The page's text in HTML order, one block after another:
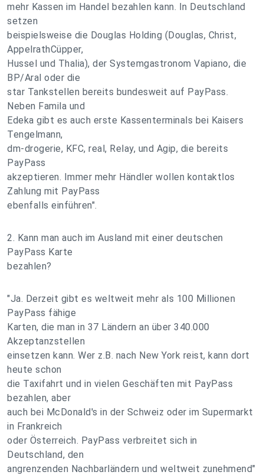
mehr Kassen im Handel bezahlen kann. In Deutschland
setzen
beispielsweise die Douglas Holding (Douglas, Christ,
AppelrathCüpper,
Hussel und Thalia), der Systemgastronom Vapiano, die
BP/Aral oder die
star Tankstellen bereits bundesweit auf PayPass.
Neben Famila und
Edeka gibt es auch erste Kassenterminals bei Kaisers
Tengelmann,
dm-drogerie, KFC, real, Relay, und Agip, die bereits
PayPass
akzeptieren. Immer mehr Händler wollen kontaktlos
Zahlung mit PayPass
ebenfalls einführen".
2. Kann man auch im Ausland mit einer deutschen
PayPass Karte
bezahlen?
"Ja. Derzeit gibt es weltweit mehr als 100 Millionen
PayPass fähige
Karten, die man in 37 Ländern an über 340.000
Akzeptanzstellen
einsetzen kann. Wer z.B. nach New York reist, kann dort
heute schon
die Taxifahrt und in vielen Geschäften mit PayPass
bezahlen, aber
auch bei McDonald's in der Schweiz oder im Supermarkt
in Frankreich
oder Österreich. PayPass verbreitet sich in
Deutschland, den
angrenzenden Nachbarländern und weltweit zunehmend"